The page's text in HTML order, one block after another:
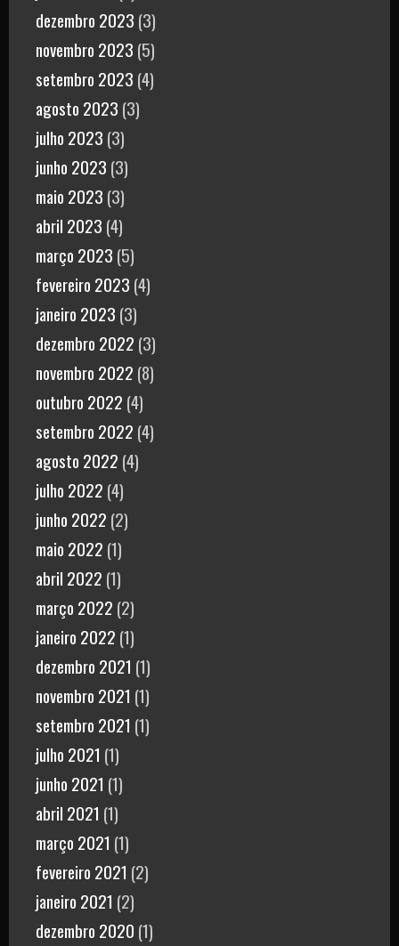
dezembro 2023 (3)
novembro 2023 (5)
setembro 2023 (4)
agosto 2023 (3)
julho 2023 (3)
junho 2023 (3)
maio 2023 (3)
abril 2023 (4)
março 2023 (5)
fevereiro 2023 (4)
janeiro 2023 (3)
dezembro 2022 (3)
novembro 2022 (8)
outubro 2022 (4)
setembro 2022 (4)
agosto 2022 (4)
julho 2022 (4)
junho 2022 (2)
maio 2022 (1)
abril 2022 (1)
março 2022 (2)
janeiro 2022 (1)
dezembro 2021 (1)
novembro 2021 (1)
setembro 2021 (1)
julho 2021 (1)
junho 2021 (1)
abril 2021 (1)
março 2021 (1)
fevereiro 2021 (2)
janeiro 2021 (2)
dezembro 2020 (1)